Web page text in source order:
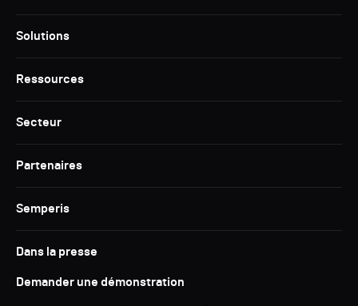
Solutions
Ressources
Secteur
Partenaires
Semperis
Dans la presse
Demander une démonstration